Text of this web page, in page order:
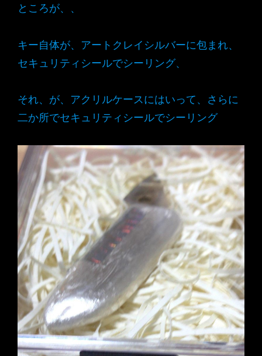
ところが、、
キー自体が、アートクレイシルバーに包まれ、
セキュリティシールでシーリング、
それ、が、アクリルケースにはいって、さらに
二か所でセキュリティシールでシーリング